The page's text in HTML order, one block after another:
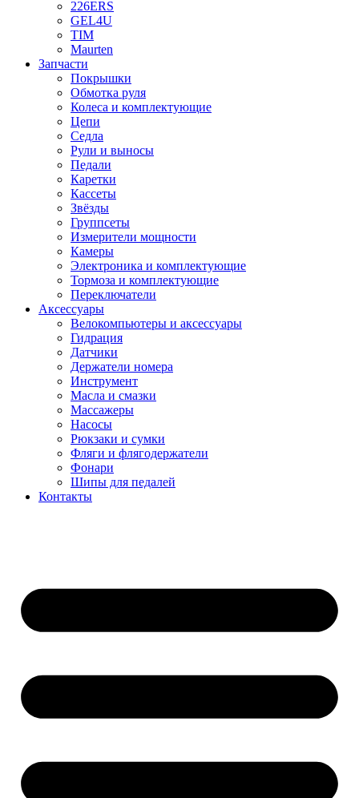
226ERS
GEL4U
TIM
Maurten
Запчасти
Покрышки
Обмотка руля
Колеса и комплектующие
Цепи
Седла
Рули и выносы
Педали
Каретки
Кассеты
Звёзды
Группсеты
Измерители мощности
Камеры
Электроника и комплектующие
Тормоза и комплектующие
Переключатели
Аксессуары
Велокомпьютеры и аксессуары
Гидрация
Датчики
Держатели номера
Инструмент
Масла и смазки
Массажеры
Насосы
Рюкзаки и сумки
Фляги и флягодержатели
Фонари
Шипы для педалей
Контакты